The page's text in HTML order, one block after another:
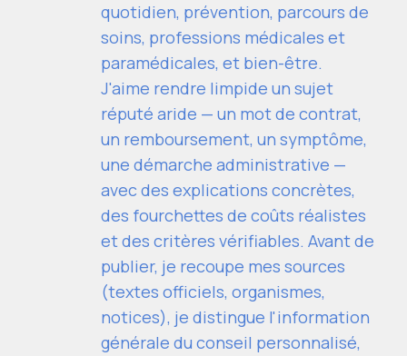
quotidien, prévention, parcours de
soins, professions médicales et
paramédicales, et bien-être.
J'aime rendre limpide un sujet
réputé aride — un mot de contrat,
un remboursement, un symptôme,
une démarche administrative —
avec des explications concrètes,
des fourchettes de coûts réalistes
et des critères vérifiables. Avant de
publier, je recoupe mes sources
(textes officiels, organismes,
notices), je distingue l'information
générale du conseil personnalisé,